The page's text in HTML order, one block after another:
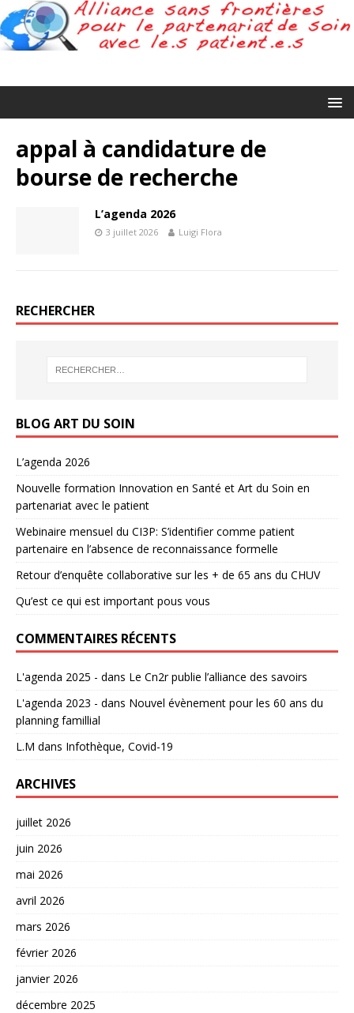
appal à candidature de
bourse de recherche
L’agenda 2026
3 juillet 2026 Luigi Flora
RECHERCHER
BLOG ART DU SOIN
L’agenda 2026
Nouvelle formation Innovation en Santé et Art du Soin en
partenariat avec le patient
Webinaire mensuel du CI3P: S’identifier comme patient
partenaire en l’absence de reconnaissance formelle
Retour d’enquête collaborative sur les + de 65 ans du CHUV
Qu’est ce qui est important pous vous
COMMENTAIRES RÉCENTS
L'agenda 2025 - dans Le Cn2r publie l’alliance des savoirs
L'agenda 2023 - dans Nouvel évènement pour les 60 ans du
planning famillial
L.M dans Infothèque, Covid-19
ARCHIVES
juillet 2026
juin 2026
mai 2026
avril 2026
mars 2026
février 2026
janvier 2026
décembre 2025